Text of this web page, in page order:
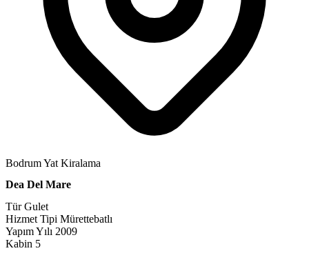
Bodrum Yat Kiralama
Dea Del Mare
Tür Gulet
Hizmet Tipi Mürettebatlı
Yapım Yılı 2009
Kabin 5